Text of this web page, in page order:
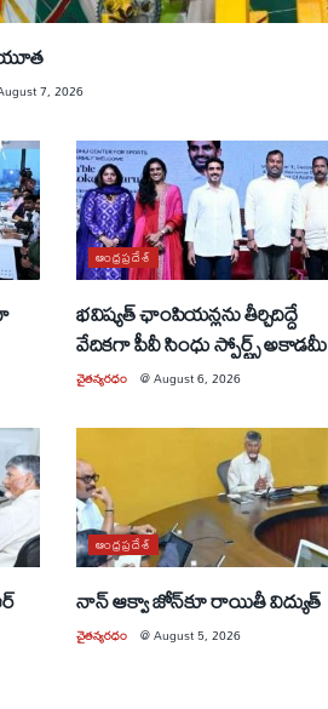
7, 2026
ఆంధ్రప్రదేశ్
భవిష్యత్ ఛాంపియన్లను తీర్చిదిద్దే
వేదికగా పీవీ సింధు స్పోర్ట్స్ అకాడమీ
చైతన్యరధం @August 6, 2026
ఆంధ్రప్రదేశ్
నాన్ ఆక్వా జోన్‌కూ రాయితీ విద్యుత్
చైతన్యరధం @August 5, 2026